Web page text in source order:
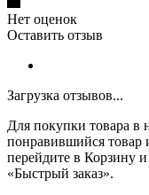
Нет оценок
Оставить отзыв
Загрузка отзывов...
Для покупки товара в
понравившийся товар
перейдите в Корзину
«Быстрый заказ».